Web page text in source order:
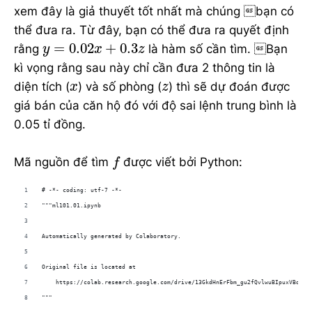
xem đây là giả thuyết tốt nhất mà chúng bạn có
thể đưa ra. Từ đây, bạn có thể đưa ra quyết định
rằng y = 0.02x + 0.3z
y 0.02x+ 0.3 z
là hàm số cần tìm. Bạn
kì vọng rằng sau này chỉ cần đưa 2 thông tin là
diện tích (x
x) và số phòng (z
z) thì sẽ dự đoán được
giá bán của căn hộ đó với độ sai lệnh trung bình là
0.05 tỉ đồng.
Mã nguồn để tìm f
fđược viết bởi Python:
# -*- coding: utf-7 -*-
"""ml101.01.ipynb
Automatically generated by Colaboratory.
Original file is located at
    https://colab.research.google.com/drive/13GkdHnErFbm_gu2fQvlwuBIpuxVBoCso
"""